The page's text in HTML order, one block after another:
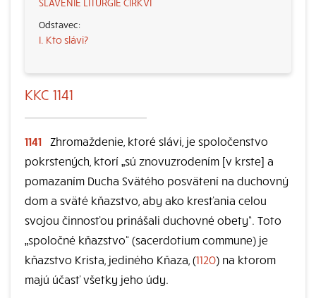
I. Kto slávi?
KKC 1141
1141
Zhromaždenie, ktoré slávi, je spoločenstvo
pokrstených, ktorí „sú znovuzrodením [v krste] a
pomazaním Ducha Svätého posvätení na duchovný
dom a sväté kňazstvo, aby ako kresťania celou
svojou činnosťou prinášali duchovné obety“. Toto
„spoločné kňazstvo“ (sacerdotium commune) je
kňazstvo Krista, jediného Kňaza, (1120) na ktorom
majú účasť všetky jeho údy.